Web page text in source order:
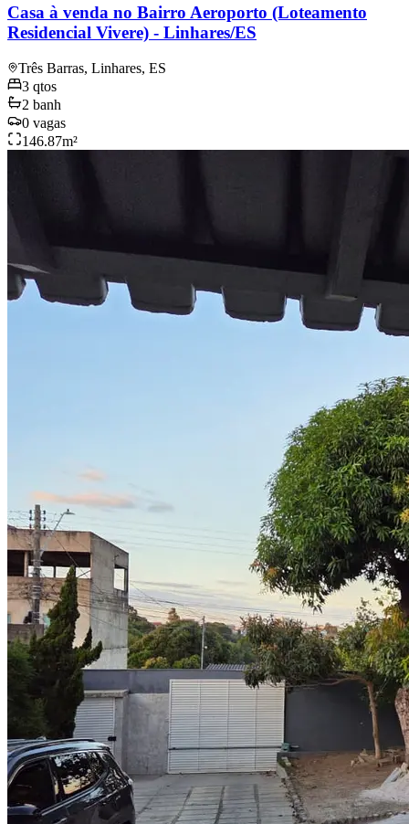
Casa à venda no Bairro Aeroporto (Loteamento
Residencial Vivere) - Linhares/ES
Três Barras, Linhares, ES
3 qtos
2 banh
0 vagas
146.87m²